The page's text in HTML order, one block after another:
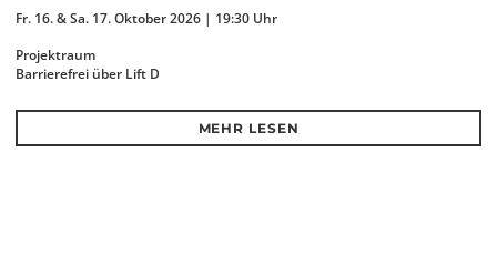
Fr. 16. & Sa. 17. Oktober 2026 | 19:30 Uhr
Projektraum
Barrierefrei über Lift D
MEHR LESEN